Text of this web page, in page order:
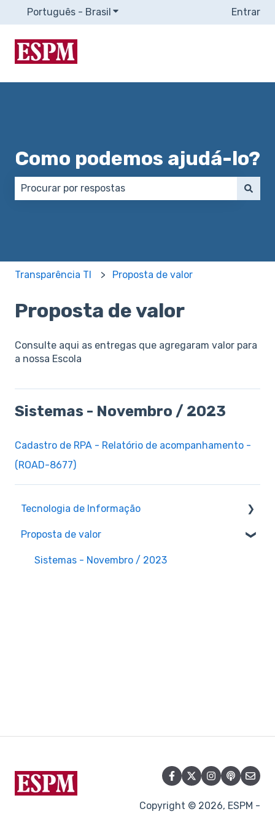
Português - Brasil Mostrar submenu para traduções
Entrar
Como podemos ajudá-lo?
Transparência TI Proposta de valor
Proposta de valor
Consulte aqui as entregas que agregaram valor para
a nossa Escola
Sistemas - Novembro / 2023
Cadastro de RPA - Relatório de acompanhamento -
(ROAD-8677)
Tecnologia de Informação
Estrutura
Proposta de valor
Sistemas - Novembro / 2023
Copyright © 2026, ESPM -